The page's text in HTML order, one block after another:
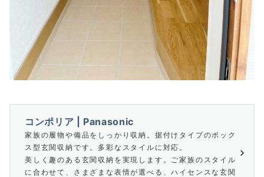
コンポリア | Panasonic
家族の履物や備品をしっかり収納。据付けタイプのボック
ス型玄関収納です。多彩なスタイルに対応。
美しく趣のある玄関収納を実現します。ご家族のスタイル
に合わせて、さまざまな表情が選べる、ハイセンスな玄関